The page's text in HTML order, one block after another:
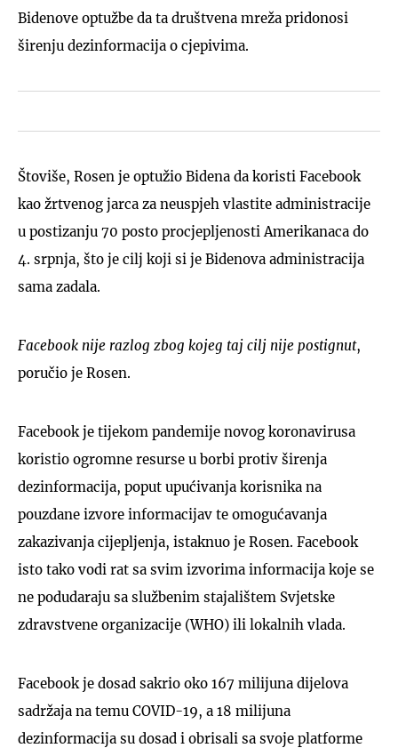
Bidenove optužbe da ta društvena mreža pridonosi
širenju dezinformacija o cjepivima.
Štoviše, Rosen je optužio Bidena da koristi Facebook
kao žrtvenog jarca za neuspjeh vlastite administracije
u postizanju 70 posto procjepljenosti Amerikanaca do
4. srpnja, što je cilj koji si je Bidenova administracija
sama zadala.
Facebook nije razlog zbog kojeg taj cilj nije postignut,
poručio je Rosen.
Facebook je tijekom pandemije novog koronavirusa
koristio ogromne resurse u borbi protiv širenja
dezinformacija, poput upućivanja korisnika na
pouzdane izvore informacijav te omogućavanja
zakazivanja cijepljenja, istaknuo je Rosen. Facebook
isto tako vodi rat sa svim izvorima informacija koje se
ne podudaraju sa službenim stajalištem Svjetske
zdravstvene organizacije (WHO) ili lokalnih vlada.
Facebook je dosad sakrio oko 167 milijuna dijelova
sadržaja na temu COVID-19, a 18 milijuna
dezinformacija su dosad i obrisali sa svoje platforme